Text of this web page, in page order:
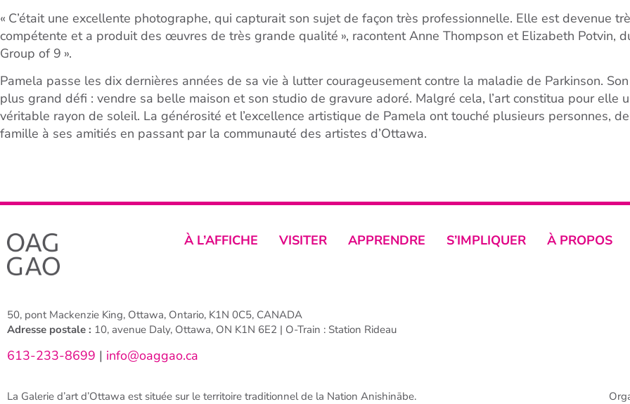
« C’était une excellente photographe, qui capturait son sujet de façon très professionnelle. Elle est devenue
compétente et a produit des œuvres de très grande qualité », racontent Anne Thompson et Elizabeth Potvin,
Group of 9 ».
Pamela passe les dix dernières années de sa vie à lutter courageusement contre la maladie de Parkinson. Son
plus grand défi : vendre sa belle maison et son studio de gravure adoré. Malgré cela, l’art constitua pour elle
véritable rayon de soleil. La générosité et l’excellence artistique de Pamela ont touché plusieurs personnes,
famille à ses amitiés en passant par la communauté des artistes d’Ottawa.
À L’AFFICHE VISITER APPRENDRE S’IMPLIQUER
À PROPOS
50, pont Mackenzie King, Ottawa, Ontario, K1N 0C5, CANADA
Adresse postale : 10, avenue Daly, Ottawa, ON K1N 6E2 | O-Train : Station Rideau
613-233-8699 | info@oaggao.ca
La Galerie d’art d’Ottawa est située sur le territoire traditionnel de la Nation Anishinābe.